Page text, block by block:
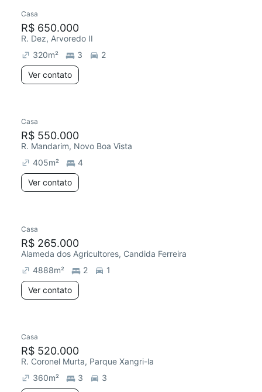
Casa
R$ 650.000
R. Dez, Arvoredo II
320m² 3
2
Ver contato
Casa
R$ 550.000
R. Mandarim, Novo Boa Vista
405m²
4
Ver contato
Casa
R$ 265.000
Alameda dos Agricultores, Candida Ferreira
4888m² 2
1
Ver contato
Casa
R$ 520.000
R. Coronel Murta, Parque Xangri-la
360m² 3
3